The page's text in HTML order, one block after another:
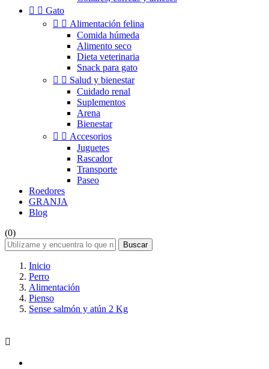
  Gato
  Alimentación felina
Comida húmeda
Alimento seco
Dieta veterinaria
Snack para gato
  Salud y bienestar
Cuidado renal
Suplementos
Arena
Bienestar
  Accesorios
Juguetes
Rascador
Transporte
Paseo
Roedores
GRANJA
Blog
(0)
Buscar
Inicio
Perro
Alimentación
Pienso
Sense salmón y atún 2 Kg
